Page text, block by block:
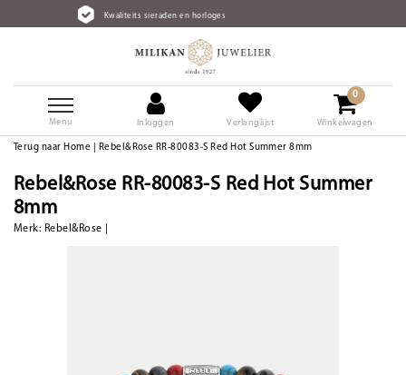
sieraden en horloges
Menu Inloggen Verlanglijst
0
Winkelwagen
Terug naar Home Rebel&Rose RR-80083-S Red Hot Summer 8mm
Rebel&Rose RR-80083-S Red Hot Summer
8mm
Merk: Rebel&Rose